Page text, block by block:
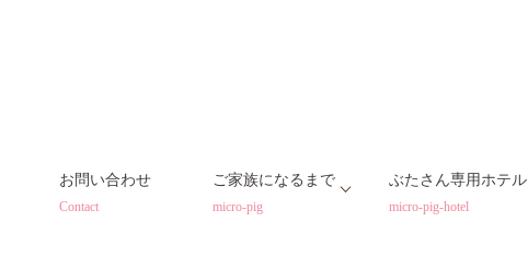
お問い合わせ
Contact
ご家族になるまで
micro-pig
ぶたさん専用ホテル
micro-pig-hotel